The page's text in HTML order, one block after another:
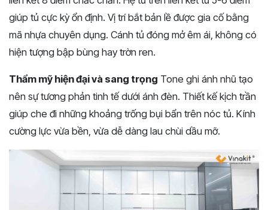
giúp tủ cực kỳ ổn định. Vị trí bắt bản lề được gia cố bằng
mã nhựa chuyên dụng. Cánh tủ đóng mở êm ái, không có
hiện tượng bập bùng hay trờn ren.
Thẩm mỹ hiện đại và sang trọng Tone ghi ánh nhũ tạo
nên sự tương phản tinh tế dưới ánh đèn. Thiết kế kịch trần
giúp che đi những khoảng trống bụi bẩn trên nóc tủ. Kính
cường lực vừa bền, vừa dễ dàng lau chùi dầu mỡ.